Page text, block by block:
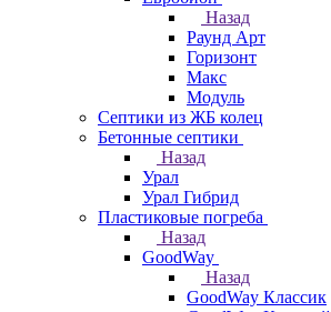
Назад
Раунд Арт
Горизонт
Макс
Модуль
Септики из ЖБ колец
Бетонные септики
Назад
Урал
Урал Гибрид
Пластиковые погреба
Назад
GoodWay
Назад
GoodWay Классик